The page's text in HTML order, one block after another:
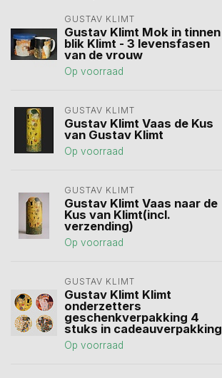
GUSTAV KLIMT
Gustav Klimt Mok in tinnen
blik Klimt - 3 levensfasen
van de vrouw
Op voorraad
GUSTAV KLIMT
Gustav Klimt Vaas de Kus
van Gustav Klimt
Op voorraad
GUSTAV KLIMT
Gustav Klimt Vaas naar de
Kus van Klimt(incl.
verzending)
Op voorraad
GUSTAV KLIMT
Gustav Klimt Klimt
onderzetters
geschenkverpakking 4
stuks in cadeauverpakking
Op voorraad